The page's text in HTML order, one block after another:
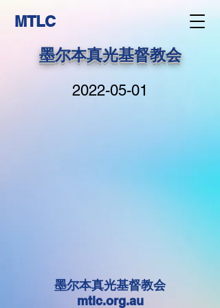
MTLC
墨尔本真光基督教会
2022-05-01
墨尔本真光基督教会
mtlc.org.au